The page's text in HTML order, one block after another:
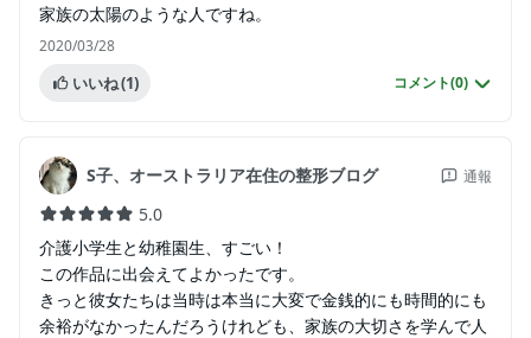
家族の太陽のような人ですね。
2020/03/28
いいね(1) コメント(0)
S子、オーストラリア在住の整形ブログ 通報
5.0
介護小学生と幼稚園生、すごい！
この作品に出会えてよかったです。
きっと彼女たちは当時は本当に大変で金銭的にも時間的にも
余裕がなかったんだろうけれども、家族の大切さを学んで人